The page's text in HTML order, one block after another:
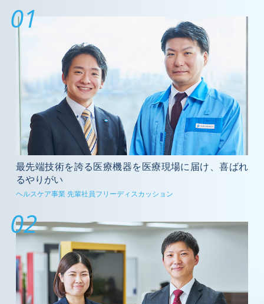
01
最先端技術を誇る医療機器を医療現場に届け、喜ばれ
るやりがい
ヘルスケア事業 先輩社員フリーディスカッション
02